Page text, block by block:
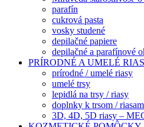
parafín
cukrová pasta
vosky studené
depilačné papiere
depilačné a parafínové
PRÍRODNÉ A UMELÉ
prírodné / umelé riasy
umelé trsy
lepidlá na trsy / riasy
doplnky k trsom / riasam
3D, 4D, 5D riasy –